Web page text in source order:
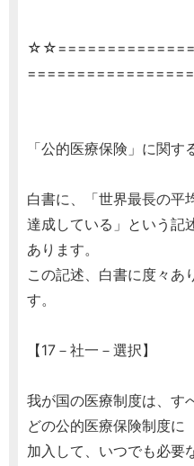
「公的医療保険」に関す
白書に、「世界最長の平
達成している」という記
あります。
この記述、白書に度々あ
す。
【17－社一－選択】
我が国の医療制度は、す
どの公的医療保険制度に
加入して、いつでも必要